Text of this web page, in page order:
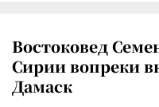
Востоковед
Сирии вопреки
Дамаск